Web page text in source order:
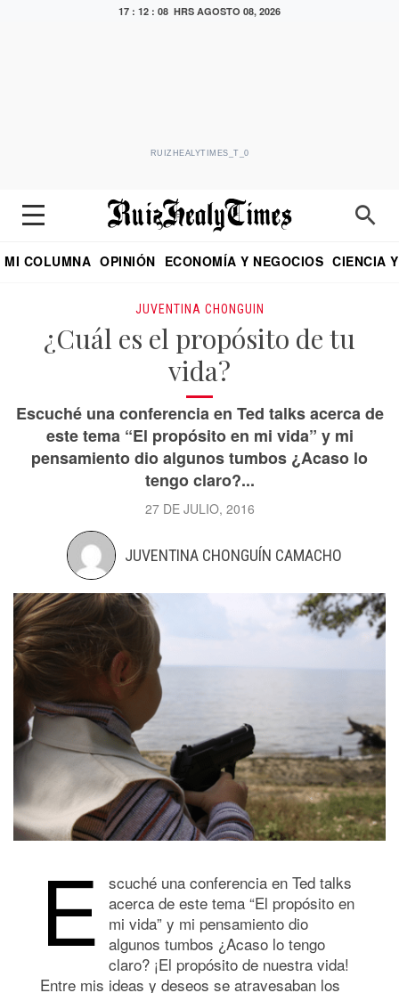
17 : 12 : 08 HRS AGOSTO 08, 2026
RUIZHEALYTIMES_T_0
MI COLUMNA OPINIÓN ECONOMÍA Y NEGOCIOS CIENCIA
JUVENTINA CHONGUIN
¿Cuál es el propósito de tu
vida?
Escuché una conferencia en Ted talks acerca de
este tema “El propósito en mi vida” y mi
pensamiento dio algunos tumbos ¿Acaso lo
tengo claro?...
27 DE JULIO, 2016
JUVENTINA CHONGUÍN CAMACHO
E scuché una conferencia en Ted talks
acerca de este tema “El propósito en
mi vida” y mi pensamiento dio
algunos tumbos ¿Acaso lo tengo
claro? ¡El propósito de nuestra vida!
Entre mis ideas y deseos se atravesaban los